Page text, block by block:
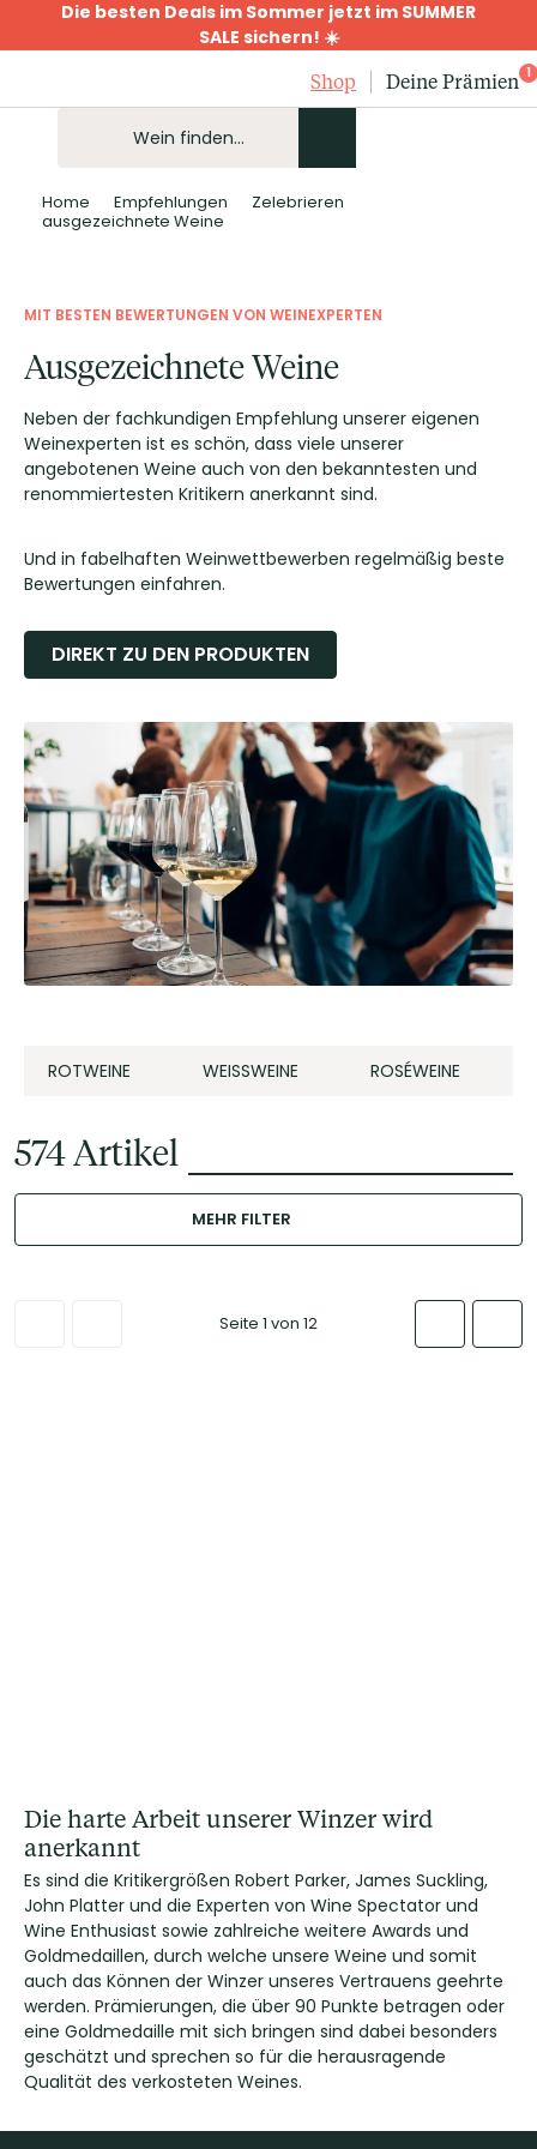
Die besten Deals im Sommer jetzt im SUMMER
SALE sichern! ☀️
Shop
Deine Prämien 1
Home Empfehlungen
Zelebrieren
ausgezeichnete Weine
MIT BESTEN BEWERTUNGEN VON WEINEXPERTEN
Ausgezeichnete Weine
Neben der fachkundigen Empfehlung unserer eigenen
Weinexperten ist es schön, dass viele unserer
angebotenen Weine auch von den bekanntesten und
renommiertesten Kritikern anerkannt sind.
Und in fabelhaften Weinwettbewerben regelmäßig beste
Bewertungen einfahren.
DIREKT ZU DEN PRODUKTEN
ROTWEINE WEISSWEINE ROSÉWEINE
574Artikel
MEHR FILTER
Seite 1 von 12
Die harte Arbeit unserer Winzer wird
anerkannt
Es sind die Kritikergrößen Robert Parker, James Suckling,
John Platter und die Experten von Wine Spectator und
Wine Enthusiast sowie zahlreiche weitere Awards und
Goldmedaillen, durch welche unsere Weine und somit
auch das Können der Winzer unseres Vertrauens geehrte
werden. Prämierungen, die über 90 Punkte betragen oder
eine Goldmedaille mit sich bringen sind dabei besonders
geschätzt und sprechen so für die herausragende
Qualität des verkosteten Weines.